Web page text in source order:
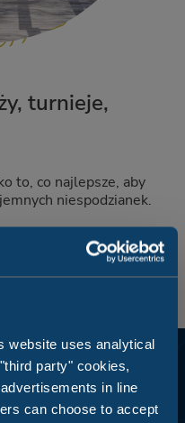
website uses analytical
party" cookies,
in line
can choose to accept
turnieje,
to, co najlepsze, aby
niespodzianek.